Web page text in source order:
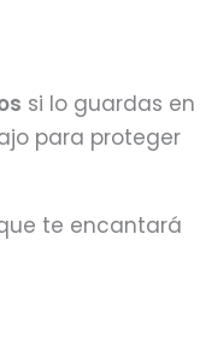
si lo guardas en
para proteger
te encantará